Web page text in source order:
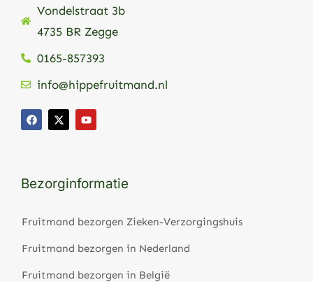
Vondelstraat 3b
4735 BR Zegge
0165-857393
info@hippefruitmand.nl
Bezorginformatie
Fruitmand bezorgen Zieken-Verzorgingshuis
Fruitmand bezorgen in Nederland
Fruitmand bezorgen in België